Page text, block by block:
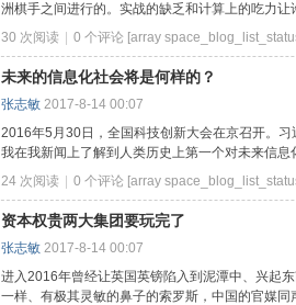
洲棋手之间进行的。实战的缺乏和计算上的吃力
30 次阅读
0 个评论 [array
未来的信息化社会将是何样的？
张志敏 2017-8-14 00:07
2016年5月30日，全国科技创新大会在京召开。
我在我新闻上了解到人类历史上第一个对未来信
24 次阅读
0 个评论 [array
资本权贵两大集团要玩完了
张志敏 2017-8-14 00:07
进入2016年曾经让英国英镑陷入到泥潭中、兴起
一样、有极其灵敏的鼻子的索罗斯，中国的官媒